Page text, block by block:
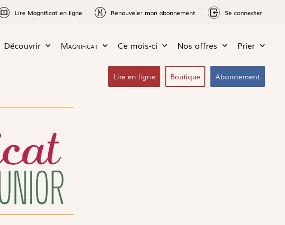
Lire Magnificat en ligne Renouveler mon abonnement Se connecter
Découvrir Magnificat Ce mois-ci Nos offres Prier
Lire en ligne Boutique Abonnement